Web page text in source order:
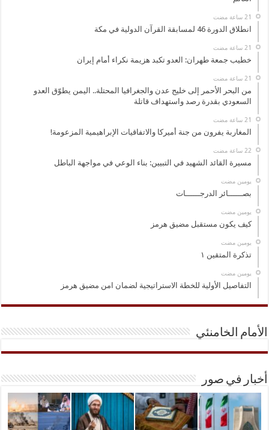
انطلاق الدورة 46 لمسابقة القرآن الدولية في مكة
خطيب جمعة طهران: العدو تكبد هزيمة نكراء أمام إيران
من البحر الأحمر إلى خليج عدن والجغرافيا المحتلة.. اليمن يطوّق العدو
السعودي بقدرة رصد واستهداف قاتلة
المغاربة يفرون من جنة أميركا والاتفاقيات الإبراهيمية المزعومة!
مسيرة القائد الشهيد في التبيين: بناء الوعي في مواجهة الباطل
‏يومين مضت
بصــــــائر الدرجــــــات
‏يومين مضت
كيف يكون مستقبل مضيق هرمز
‏يومين مضت
تذكرة المتقين ١
‏يومين مضت
التفاصيل الأولية للخطة الاستراتيجية لضمان امن مضيق هرمز
الأمام الخامنئي
أخبار في صور